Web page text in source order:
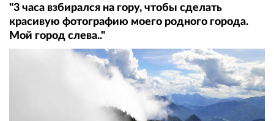
"3 часа взбирался на гору, чтобы сделать
красивую фотографию моего родного города.
Мой город слева.."